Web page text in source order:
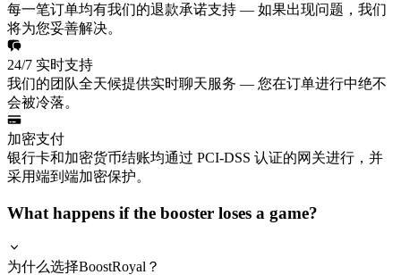
每一笔订单均有我们的退款承诺支持 — 如果出现问题，我们
将为您妥善解决。
24/7 实时支持
我们的团队全天候提供实时聊天服务 — 您在订单进行中绝不
会被冷落。
加密支付
银行卡和加密货币结账均通过 PCI-DSS 认证的网关进行，并
采用端到端加密保护。
What happens if the booster loses a game?
为什么选择BoostRoyal？